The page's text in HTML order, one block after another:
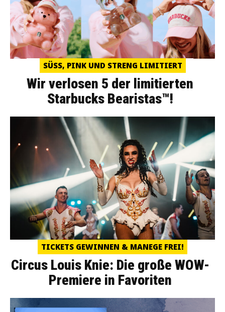
SÜSS, PINK UND STRENG LIMITIERT
Wir verlosen 5 der limitierten
Starbucks Bearistas™!
TICKETS GEWINNEN & MANEGE FREI!
Circus Louis Knie: Die große WOW-
Premiere in Favoriten